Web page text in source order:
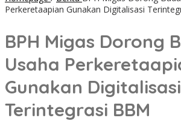
Perkeretaapian Gunakan Digitalisasi
BPH Migas Dorong
Usaha
Gunakan Digitalisasi
Terintegrasi BBM